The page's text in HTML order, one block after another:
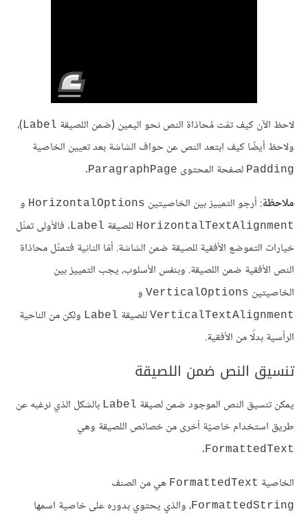
لاحظ الآن كيف تمّت مُحاذاة النص نحو اليمين (ضمن اللصيقة Label)،
ولاحظ أيضًا كيف ابتعد النص عن حواف الشاشة بعد تعيين الخاصية
Padding لصفحة المحتوى ParagraphPage
.
ملاحظة: أرجو التمييز بين الخاصيتين HorizontalOptions و
HorizontalTextAlignment للصيقة Label. فالأولى تمثّل
خيارات التموضع الأفقية للصيقة ضمن الشاشة. أمّا الثانية فتمثّل محاذاة
النص الأفقية ضمن اللصيقة. وبنفس الأسلوب، يجب التمييز بين
الخاصيتين VerticalOptions و
VerticalTextAlignment للصيقة Label ولكن من الناحية
الرأسية بدلًا من الأفقية.
تنسيق النص ضمن اللصيقة
يمكن تنسيق النص الموجود ضمن لصيقة Label بالشكل الذي نرغبه عن
طريق استخدام خاصيّة أخرى من خصائص اللصيقة وهي
FormattedText
.
الخاصية FormattedText هي من الصنف
FormattedString، والذي يحتوي بدوره على خاصية اسمها